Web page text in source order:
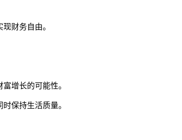
财务自由。
增长的可能性。
保持生活质量。